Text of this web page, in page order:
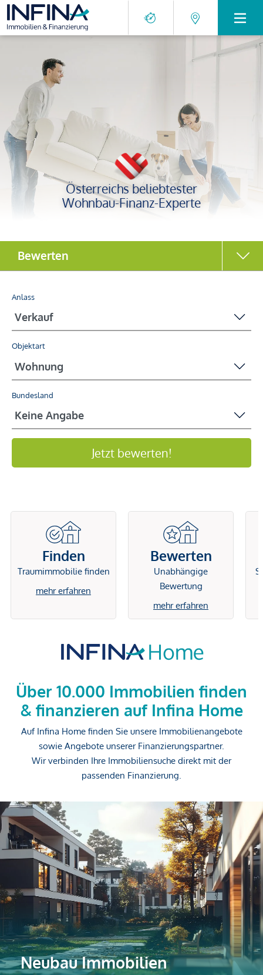
Österreichs beliebtester
Wohnbau-Finanz-Experte
Anlass
Objektart
Bundesland
Jetzt bewerten!
Bewerten
Finden
Traumimmobilie finden
mehr erfahren
Bewerten
Unabhängige
Bewertung
mehr erfahren
Über 10.000 Immobilien finden
& finanzieren auf Infina Home
Auf Infina Home finden Sie unsere Immobilienangebote
sowie Angebote unserer Finanzierungspartner.
Wir verbinden Ihre Immobiliensuche direkt mit der
passenden Finanzierung.
Neubau Immobilien